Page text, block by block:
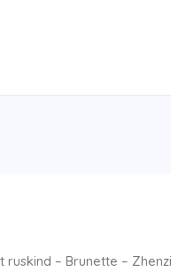
– Brunette –